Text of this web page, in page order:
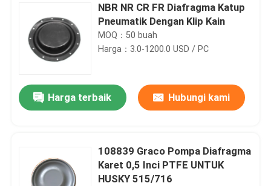
Rumah
NBR NR CR FR Diafragma Katup
Pneumatik Dengan Klip Kain
MOQ：50 buah
Harga：3.0-1200.0 USD / PC
Harga terbaik Hubungi kami
108839 Graco Pompa Diafragma
Karet 0,5 Inci PTFE UNTUK
HUSKY 515/716